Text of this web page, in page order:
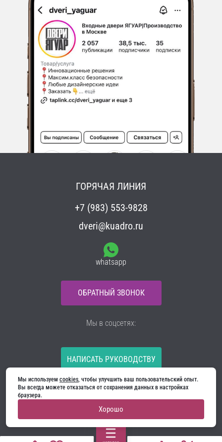
ГОРЯЧАЯ ЛИНИЯ
+7 (983) 553-9828
dveri@kuadro.ru
whatsapp
ОБРАТНЫЙ ЗВОНОК
НАПИСАТЬ РУКОВОДСТВУ
Все материалы на сайте принадлежат компании
ООО «Ягуар-М» — входные и межкомнатные двери
Политика конфиденциальности
Договор оферты
Cookie
Мы в соцсетях:
Мы используем cookies, чтобы улучшить ваш пользовательский опыт.
Вы всегда можете отказаться от сохранения данных в настройках
браузера.
Хорошо